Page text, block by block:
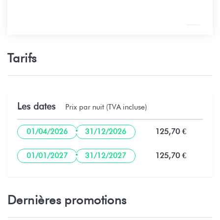
Tarifs
Les dates Prix par nuit (TVA incluse)
01/04/2026 · 31/12/2026 125,70 €
01/01/2027 · 31/12/2027 125,70 €
Dernières promotions